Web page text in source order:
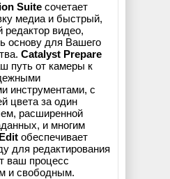
Suite сочетает
медиа и быстрый,
редактор видео,
основу для Вашего
Catalyst Prepare
путь от камеры к
инструментами, с
цвета за один
расширенной
и многим
обеспечивает
для редактирования
ваш процесс
и свободным.